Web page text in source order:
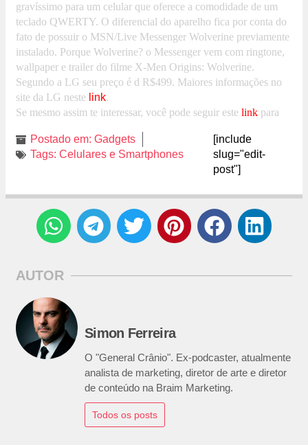
gravíssimo para um celular que oferece a comodidade de um
teclado QWERTY. O diferencial do aparelho fica por conta do
fato de possuir o MSN/Live Messenger Wolverine previamente
instalado. Porque Wolverine? o Messenger vem com ringtone,
wallpaper e trailer do filme X-Men Origins: Wolverine.
Segundo a LG seu preço é d R$499. Maiores informações no
site da LG neste link.
Se mesmo assim te interessar, você pode seguir este link para
Postado em: Gadgets
Tags: Celulares e Smartphones
[include
slug="edit-
post"]
AUTOR
Simon Ferreira
O "General Crânio". Ex-podcaster, atualmente
analista de marketing, diretor de arte e diretor
de conteúdo na Braim Marketing.
Todos os posts